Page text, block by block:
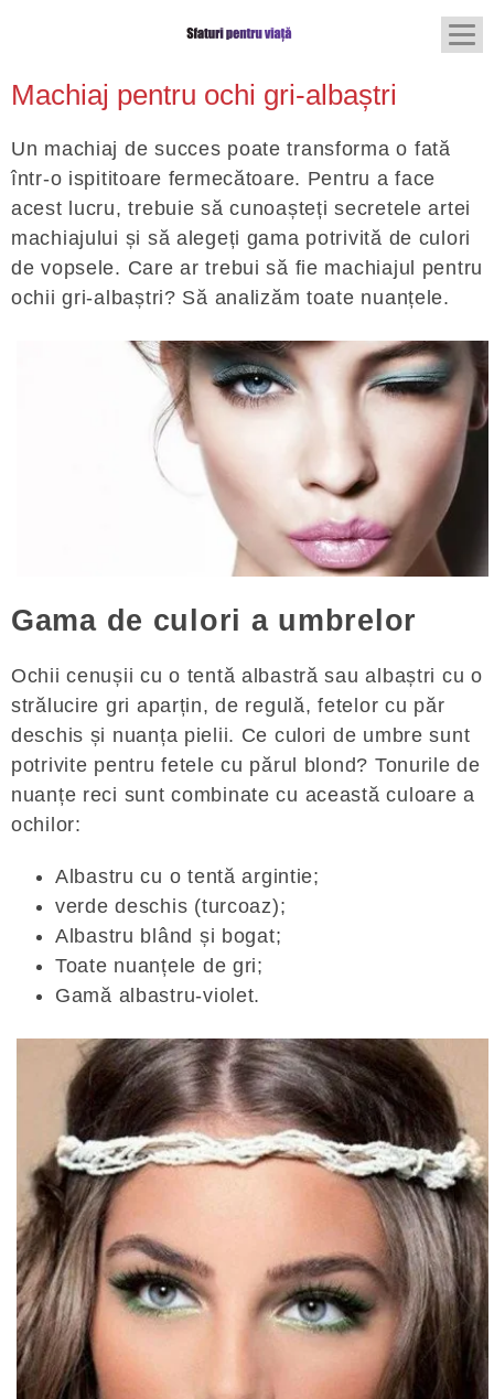
Machiaj pentru ochi gri-albaștri
Un machiaj de succes poate transforma o fată
într-o ispititoare fermecătoare. Pentru a face
acest lucru, trebuie să cunoașteți secretele artei
machiajului și să alegeți gama potrivită de culori
de vopsele. Care ar trebui să fie machiajul pentru
ochii gri-albaștri? Să analizăm toate nuanțele.
Gama de culori a umbrelor
Ochii cenușii cu o tentă albastră sau albaștri cu o
strălucire gri aparțin, de regulă, fetelor cu păr
deschis și nuanța pielii. Ce culori de umbre sunt
potrivite pentru fetele cu părul blond? Tonurile de
nuanțe reci sunt combinate cu această culoare a
ochilor:
Albastru cu o tentă argintie;
verde deschis (turcoaz);
Albastru blând și bogat;
Toate nuanțele de gri;
Gamă albastru-violet.